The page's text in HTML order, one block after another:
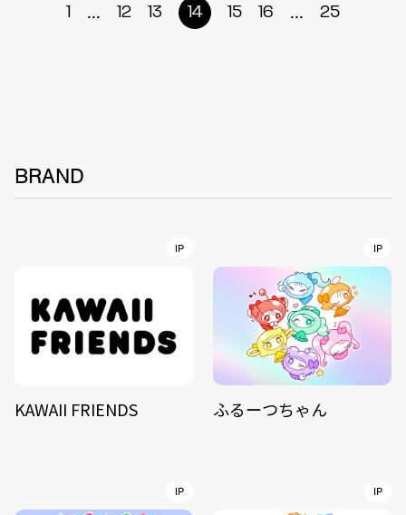
1 ... 12 13 14 15 16 ... 25
BRAND
IP
KAWAII FRIENDS
IP
ふるーつちゃん
IP IP